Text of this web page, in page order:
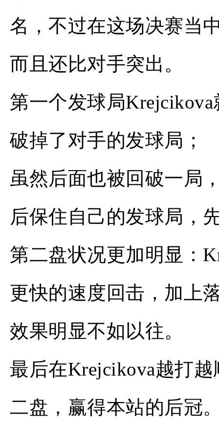
名，不过在这场决赛当
而且还比对手突出。
第一个发球局
破掉了对手的发球局；
虽然后面也被回破一局
后保住自己的发球局，
第二盘状况更加明显：
更快的速度回击，加上
效果明显不如以往。
最后在Krejcikova越打
二盘，赢得本站的后冠